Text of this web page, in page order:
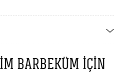
Görüntüle
BARBEKÜM İÇIN